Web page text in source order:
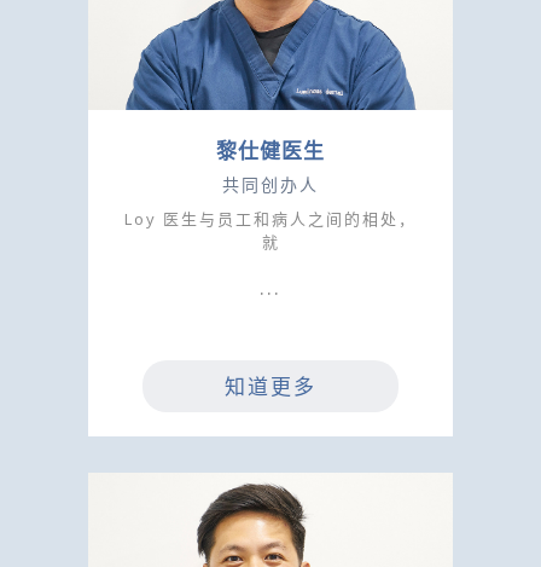
黎仕健医生
共同创办人
Loy 医生与员工和病人之间的相处，
就
知道更多